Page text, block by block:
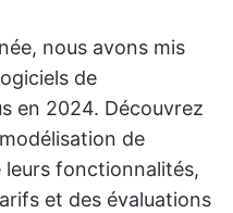
nous avons mis
de
en 2024. Découvrez
de
fonctionnalités,
et des évaluations